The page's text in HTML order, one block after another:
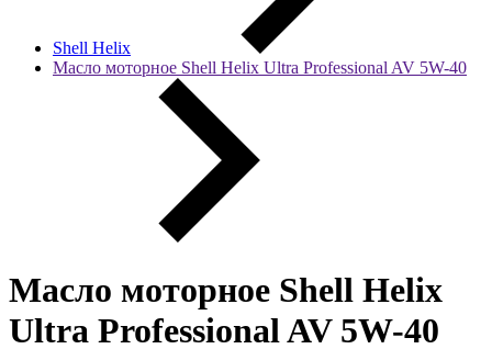
Shell Helix
Масло моторное Shell Helix Ultra Professional AV 5W-40
Масло моторное Shell Helix
Ultra Professional AV 5W-40